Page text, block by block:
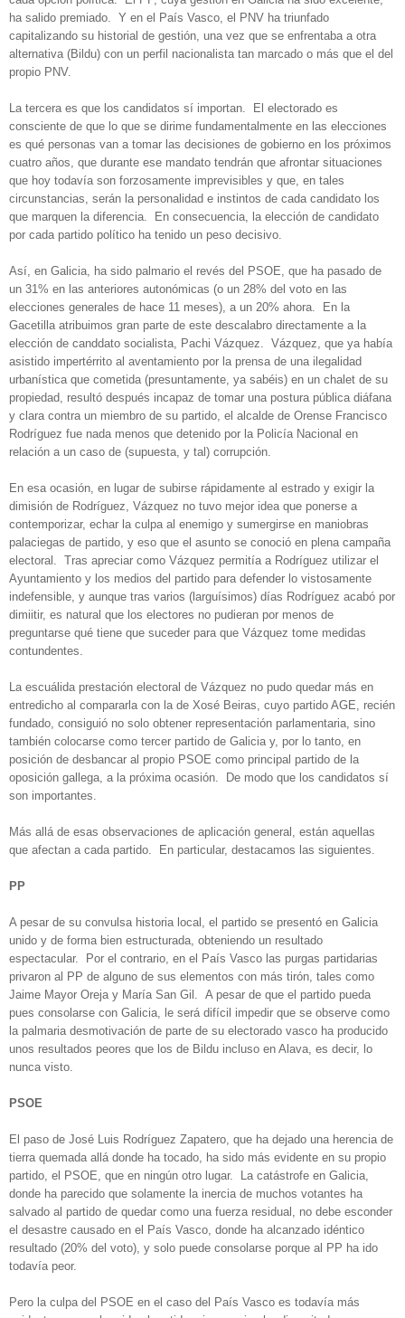
ha salido premiado. Y en el País Vasco, el PNV ha triunfado
capitalizando su historial de gestión, una vez que se enfrentaba a otra
alternativa (Bildu) con un perfil nacionalista tan marcado o más que el del
propio PNV.
La tercera es que los candidatos sí importan. El electorado es
consciente de que lo que se dirime fundamentalmente en las elecciones
es qué personas van a tomar las decisiones de gobierno en los próximos
cuatro años, que durante ese mandato tendrán que afrontar situaciones
que hoy todavía son forzosamente imprevisibles y que, en tales
circunstancias, serán la personalidad e instintos de cada candidato los
que marquen la diferencia. En consecuencia, la elección de candidato
por cada partido político ha tenido un peso decisivo.
Así, en Galicia, ha sido palmario el revés del PSOE, que ha pasado de
un 31% en las anteriores autonómicas (o un 28% del voto en las
elecciones generales de hace 11 meses), a un 20% ahora. En la
Gacetilla atribuimos gran parte de este descalabro directamente a la
elección de canddato socialista, Pachi Vázquez. Vázquez, que ya había
asistido impertérrito al aventamiento por la prensa de una ilegalidad
urbanística que cometida (presuntamente, ya sabéis) en un chalet de su
propiedad, resultó después incapaz de tomar una postura pública diáfana
y clara contra un miembro de su partido, el alcalde de Orense Francisco
Rodríguez fue nada menos que detenido por la Policía Nacional en
relación a un caso de (supuesta, y tal) corrupción.
En esa ocasión, en lugar de subirse rápidamente al estrado y exigir la
dimisión de Rodríguez, Vázquez no tuvo mejor idea que ponerse a
contemporizar, echar la culpa al enemigo y sumergirse en maniobras
palaciegas de partido, y eso que el asunto se conoció en plena campaña
electoral. Tras apreciar como Vázquez permitía a Rodríguez utilizar el
Ayuntamiento y los medios del partido para defender lo vistosamente
indefensible, y aunque tras varios (larguísimos) días Rodríguez acabó por
dimiitir, es natural que los electores no pudieran por menos de
preguntarse qué tiene que suceder para que Vázquez tome medidas
contundentes.
La escuálida prestación electoral de Vázquez no pudo quedar más en
entredicho al compararla con la de Xosé Beiras, cuyo partido AGE, recién
fundado, consiguió no solo obtener representación parlamentaria, sino
también colocarse como tercer partido de Galicia y, por lo tanto, en
posición de desbancar al propio PSOE como principal partido de la
oposición gallega, a la próxima ocasión. De modo que los candidatos sí
son importantes.
Más allá de esas observaciones de aplicación general, están aquellas
que afectan a cada partido. En particular, destacamos las siguientes.
PP
A pesar de su convulsa historia local, el partido se presentó en Galicia
unido y de forma bien estructurada, obteniendo un resultado
espectacular. Por el contrario, en el País Vasco las purgas partidarias
privaron al PP de alguno de sus elementos con más tirón, tales como
Jaime Mayor Oreja y María San Gil. A pesar de que el partido pueda
pues consolarse con Galicia, le será difícil impedir que se observe como
la palmaria desmotivación de parte de su electorado vasco ha producido
unos resultados peores que los de Bildu incluso en Alava, es decir, lo
nunca visto.
PSOE
El paso de José Luis Rodríguez Zapatero, que ha dejado una herencia de
tierra quemada allá donde ha tocado, ha sido más evidente en su propio
partido, el PSOE, que en ningún otro lugar. La catástrofe en Galicia,
donde ha parecido que solamente la inercia de muchos votantes ha
salvado al partido de quedar como una fuerza residual, no debe esconder
el desastre causado en el País Vasco, donde ha alcanzado idéntico
resultado (20% del voto), y solo puede consolarse porque al PP ha ido
todavía peor.
Pero la culpa del PSOE en el caso del País Vasco es todavía más